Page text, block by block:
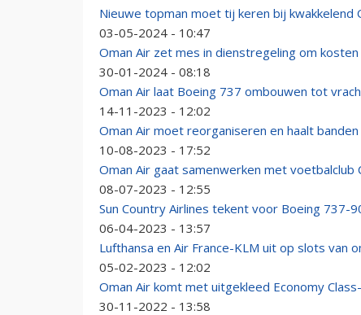
Nieuwe topman moet tij keren bij kwakkelend
03-05-2024 - 10:47
Oman Air zet mes in dienstregeling om
30-01-2024 - 08:18
Oman Air laat Boeing 737 ombouwen tot
14-11-2023 - 12:02
Oman Air moet reorganiseren en haalt banden
10-08-2023 - 17:52
Oman Air gaat samenwerken met voetbalclub
08-07-2023 - 12:55
Sun Country Airlines tekent voor Boeing 737-
06-04-2023 - 13:57
Lufthansa en Air France-KLM uit op slots van
05-02-2023 - 12:02
Oman Air komt met uitgekleed Economy
30-11-2022 - 13:58